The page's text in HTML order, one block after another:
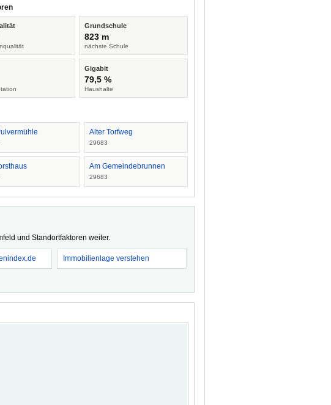
Grundschule
823 m
nächste Schule
Gigabit
79,5 %
Haushalte
Alter Torfweg
29683
Am Gemeindebrunnen
29683
und Standortfaktoren weiter.
Immobilienlage verstehen